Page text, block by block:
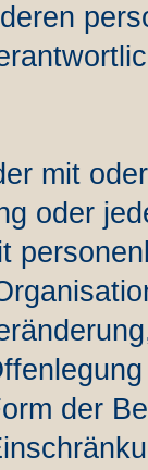
mit
oder
der